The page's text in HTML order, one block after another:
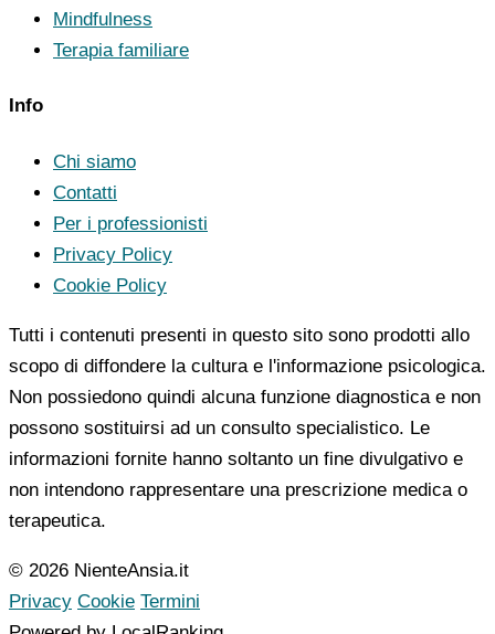
Mindfulness
Terapia familiare
Info
Chi siamo
Contatti
Per i professionisti
Privacy Policy
Cookie Policy
Tutti i contenuti presenti in questo sito sono prodotti allo
scopo di diffondere la cultura e l'informazione psicologica.
Non possiedono quindi alcuna funzione diagnostica e non
possono sostituirsi ad un consulto specialistico. Le
informazioni fornite hanno soltanto un fine divulgativo e
non intendono rappresentare una prescrizione medica o
terapeutica.
© 2026 NienteAnsia.it
Privacy Cookie Termini